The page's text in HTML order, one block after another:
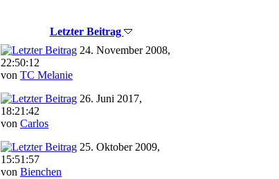
Letzter Beitrag
24. November 2008,
22:50:12
von TC Melanie
26. Juni 2017,
18:21:42
von Carlos
25. Oktober 2009,
15:51:57
von Bienchen